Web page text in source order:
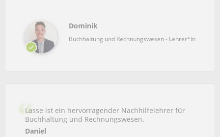
Dominik
Buchhaltung und Rechnungswesen - Lehrer*in
Lasse ist ein hervorragender Nachhilfelehrer für
Buchhaltung und Rechnungswesen.
Daniel